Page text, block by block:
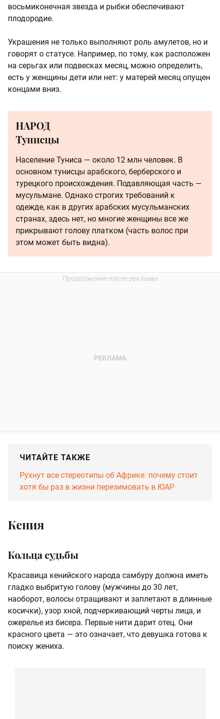
восьмиконечная звезда и рыбки обеспечивают
плодородие.
Украшения не только выполняют роль амулетов, но и
говорят о статусе. Например, по тому, как расположен
на серьгах или подвесках месяц, можно определить,
есть у женщины дети или нет: у матерей месяц опущен
концами вниз.
НАРОД
Тунисцы
Население Туниса — около 12 млн человек. В
основном тунисцы арабского, берберского и
турецкого происхождения. Подавляющая часть —
мусульмане. Однако строгих требований к
одежде, как в других арабских мусульманских
странах, здесь нет, но многие женщины все же
прикрывают голову платком (часть волос при
этом может быть видна).
ЧИТАЙТЕ ТАКЖЕ
Рухнут все стереотипы об Африке: почему стоит
хотя бы раз в жизни перезимовать в ЮАР
Кения
Кольца судьбы
Красавица кенийского народа самбуру должна иметь
гладко выбритую голову (мужчины до 30 лет,
наоборот, волосы отращивают и заплетают в длинные
косички), узор хной, подчеркивающий черты лица, и
ожерелье из бисера. Первые нити дарит отец. Они
красного цвета — это означает, что девушка готова к
поиску жениха.